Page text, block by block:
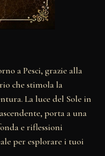
a Pesci, grazie alla
che stimola la
La luce del Sole in
porta a una
e riflessioni
per esplorare i tuoi